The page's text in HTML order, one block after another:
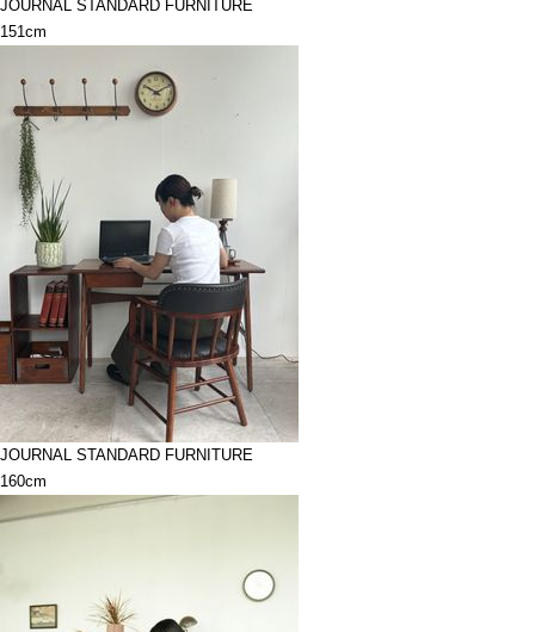
JOURNAL STANDARD FURNITURE
151cm
JOURNAL STANDARD FURNITURE
160cm